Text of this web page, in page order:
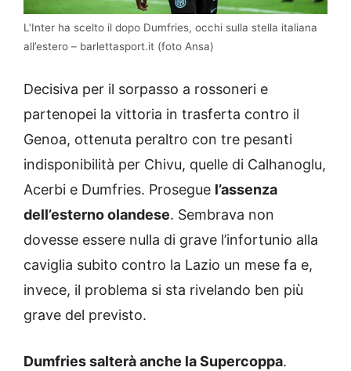
L’Inter ha scelto il dopo Dumfries, occhi sulla stella italiana
all’estero – barlettasport.it (foto Ansa)
Decisiva per il sorpasso a rossoneri e
partenopei la vittoria in trasferta contro il
Genoa, ottenuta peraltro con tre pesanti
indisponibilità per Chivu, quelle di Calhanoglu,
Acerbi e Dumfries. Prosegue l’assenza
dell’esterno olandese. Sembrava non
dovesse essere nulla di grave l’infortunio alla
caviglia subito contro la Lazio un mese fa e,
invece, il problema si sta rivelando ben più
grave del previsto.
Dumfries salterà anche la Supercoppa.